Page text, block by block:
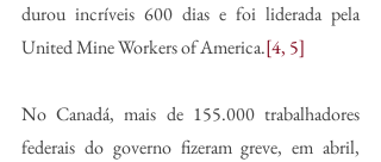
durou incríveis 600 dias e foi liderada pela
United Mine Workers of America.[4, 5]
No Canadá, mais de 155.000 trabalhadores
federais do governo fizeram greve, em abril,